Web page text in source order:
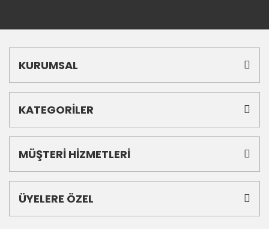
KURUMSAL
KATEGORİLER
MÜŞTERİ HİZMETLERİ
ÜYELERE ÖZEL